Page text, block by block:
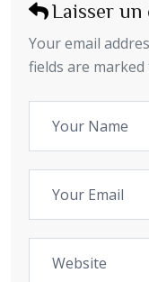
Laisser un
Your email
fields are marked